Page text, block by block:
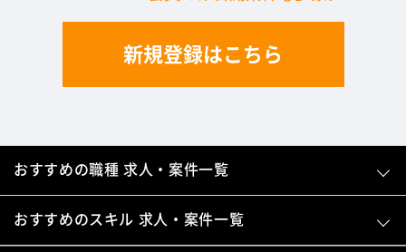
新規登録はこちら
おすすめの職種 求人・案件一覧
おすすめのスキル 求人・案件一覧